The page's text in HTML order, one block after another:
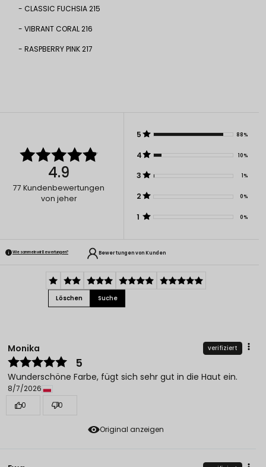
- CLASSIC FUCHSIA 215
- VIBRANT CORAL 216
- RASPBERRY PINK 217
4.9
77 Kundenbewertungen
von jeher
5 88%
4 10%
3 1%
2 0%
1 0%
Wie sammeln wir Bewertungen? Bewertungen von Kunden
Löschen Suche
Original anzeigen
Monika verifiziert
5
Wunderschöne Farbe, fügt sich sehr gut in die Haut ein.
8/7/2026
0
0